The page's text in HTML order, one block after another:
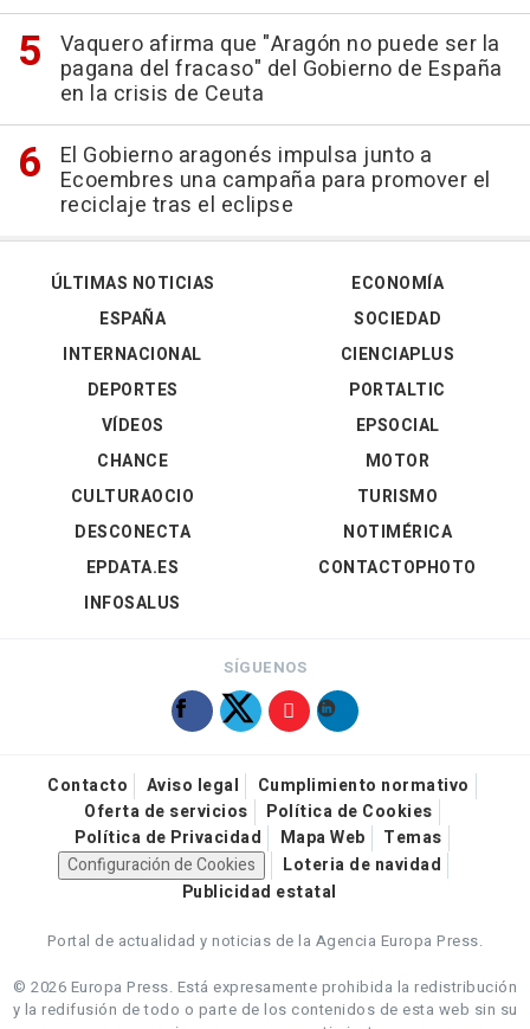
Vaquero afirma que "Aragón no puede ser la
pagana del fracaso" del Gobierno de España
en la crisis de Ceuta
El Gobierno aragonés impulsa junto a
Ecoembres una campaña para promover el
reciclaje tras el eclipse
ÚLTIMAS NOTICIAS
ESPAÑA
INTERNACIONAL
DEPORTES
VÍDEOS
ECONOMÍA
SOCIEDAD
CIENCIAPLUS
PORTALTIC
EPSOCIAL
CHANCE
CULTURAOCIO
DESCONECTA
EPDATA.ES
INFOSALUS
MOTOR
TURISMO
NOTIMÉRICA
CONTACTOPHOTO
SÍGUENOS
Contacto Aviso legal
Cumplimiento normativo
Oferta de servicios
Política de Cookies
Política de Privacidad
Mapa Web
Temas
Configuración de Cookies
Loteria de navidad
Publicidad estatal
Portal de actualidad y noticias de la Agencia Europa Press.
© 2026 Europa Press. Está expresamente prohibida la redistribución
y la redifusión de todo o parte de los contenidos de esta web sin su